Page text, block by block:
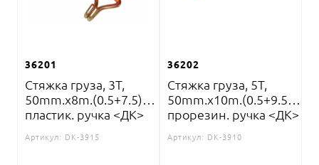
36201
Стяжка груза, 3T,
50mm.x8m.(0.5+7.5)
пластик. ручка <ДК>
Артикул: DK-3915
36202
Стяжка груза, 5T,
50mm.x10m.(0.5+9.5)
прорезин. ручка <ДК>
Артикул: DK-3910